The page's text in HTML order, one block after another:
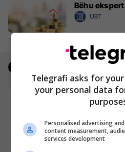
Bëhu ekspert
UBT
Recepsioniste
Telegrafi asks for
your personal data
Personalised advertising
content measurement,
services development